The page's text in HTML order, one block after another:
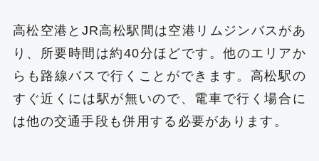
高松空港とJR高松駅間は空港リムジンバスがあ
り、所要時間は約40分ほどです。他のエリアか
らも路線バスで行くことができます。高松駅の
すぐ近くには駅が無いので、電車で行く場合に
は他の交通手段も併用する必要があります。